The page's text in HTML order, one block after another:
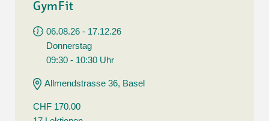
GymFit
06.08.26 - 17.12.26
Donnerstag
09:30 - 10:30 Uhr
Allmendstrasse 36, Basel
CHF 170.00